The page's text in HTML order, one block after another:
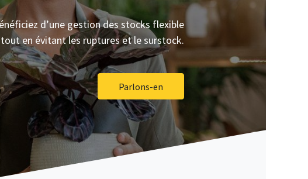
d’une gestion des stocks flexible
en évitant les ruptures et le surstock.
Parlons-en